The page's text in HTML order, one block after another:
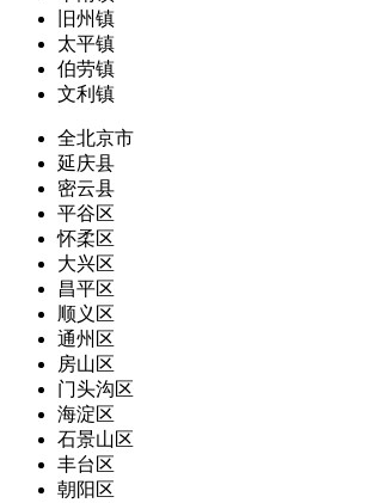
旧州镇
太平镇
伯劳镇
文利镇
全北京市
延庆县
密云县
平谷区
怀柔区
大兴区
昌平区
顺义区
通州区
房山区
门头沟区
海淀区
石景山区
丰台区
朝阳区